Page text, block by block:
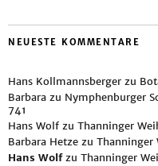
NEUESTE KOMMENTARE
Hans Kollmannsberger zu
Barbara zu Nymphenburger
741
Hans Wolf zu Thanninger
Barbara Hetze zu Thanninger
Hans Wolfzu Thanninger